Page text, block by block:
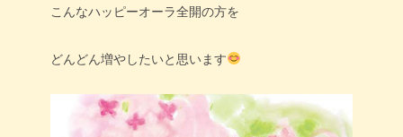
こんなハッピーオーラ全開の方を
どんどん増やしたいと思います